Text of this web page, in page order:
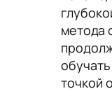
метода
точкой